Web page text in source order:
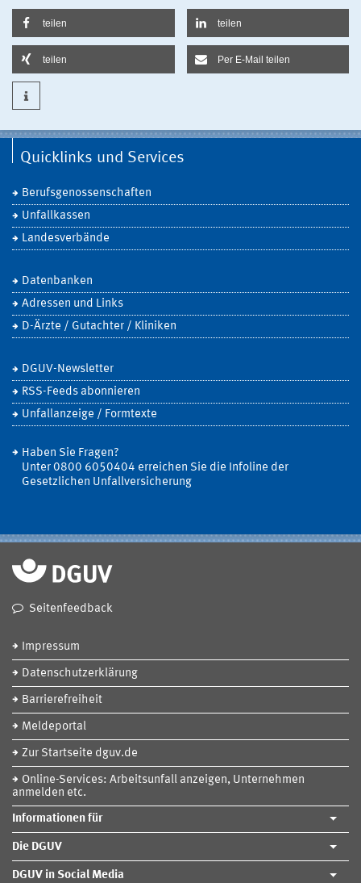
teilen teilen
teilen Per E-Mail teilen
Quicklinks und Services
Berufsgenossenschaften
Unfallkassen
Landesverbände
Datenbanken
Adressen und Links
D-Ärzte / Gutachter / Kliniken
DGUV-Newsletter
RSS-Feeds abonnieren
Unfallanzeige / Formtexte
Haben Sie Fragen?
Unter 0800 6050404 erreichen Sie die Infoline der
Gesetzlichen Unfallversicherung
Seitenfeedback
Impressum
Datenschutzerklärung
Barrierefreiheit
Meldeportal
Zur Startseite dguv.de
Online-Services: Arbeitsunfall anzeigen, Unternehmen
anmelden etc.
Informationen für
Die DGUV
DGUV in Social Media